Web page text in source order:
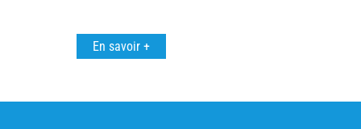
En savoir +